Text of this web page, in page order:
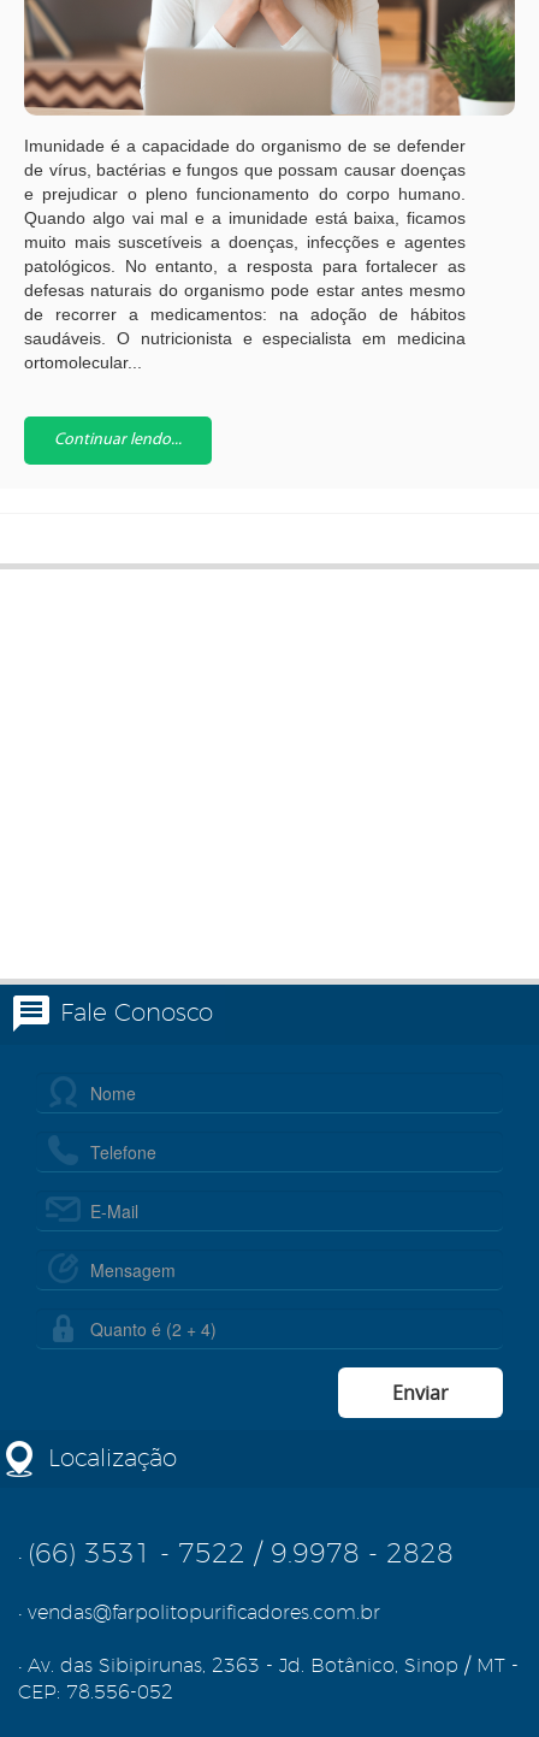
Imunidade é a capacidade do organismo de se defender
de vírus, bactérias e fungos que possam causar doenças
e prejudicar o pleno funcionamento do corpo humano.
Quando algo vai mal e a imunidade está baixa, ficamos
muito mais suscetíveis a doenças, infecções e agentes
patológicos. No entanto, a resposta para fortalecer as
defesas naturais do organismo pode estar antes mesmo
de recorrer a medicamentos: na adoção de hábitos
saudáveis. O nutricionista e especialista em medicina
ortomolecular...
Continuar lendo...
Fale Conosco
Localização
• (66) 3531 - 7522 / 9.9978 - 2828
• vendas@farpolitopurificadores.com.br
• Av. das Sibipirunas, 2363 - Jd. Botânico, Sinop / MT -
CEP: 78.556-052